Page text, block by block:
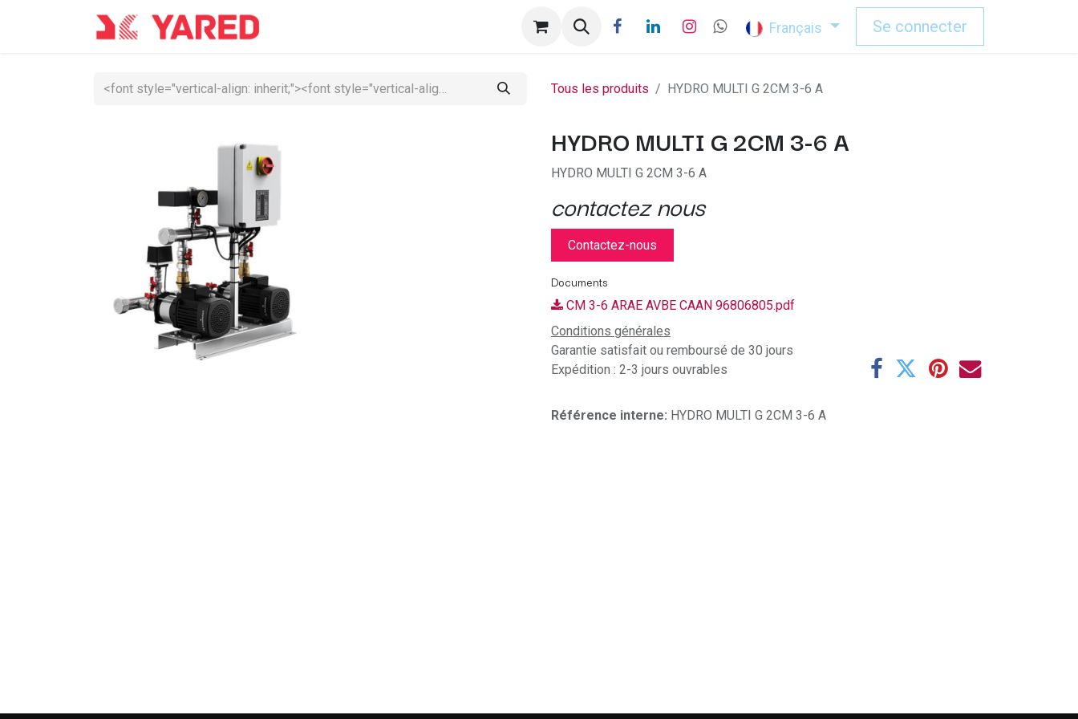
Rendez-vous Français Se connecter
Tous les produits HYDRO MULTI G 2CM 3-6 A
HYDRO MULTI G 2CM 3-6 A
HYDRO MULTI G 2CM 3-6 A
contactez nous
Contactez-nous
Documents
CM 3-6 ARAE AVBE CAAN 96806805.pdf
Conditions générales
Garantie satisfait ou remboursé de 30 jours
Expédition : 2-3 jours ouvrables
Référence interne: HYDRO MULTI G 2CM 3-6 A